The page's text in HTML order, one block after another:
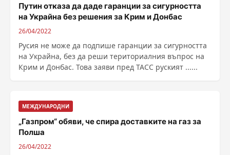
Путин отказа да даде гаранции за сигурността
на Украйна без решения за Крим и Донбас
26/04/2022
Русия не може да подпише гаранции за сигурността
на Украйна, без да реши териториалния въпрос на
Крим и Донбас. Това заяви пред ТАСС руският ......
МЕЖДУНАРОДНИ
„Газпром“ обяви, че спира доставките на газ за
Полша
26/04/2022